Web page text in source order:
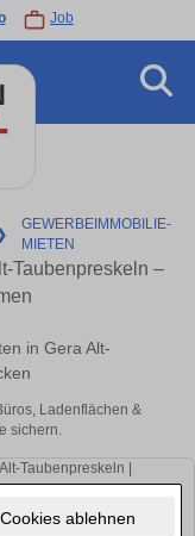
ablehnen
Job
GEWERBEIMMOBILIE-
MIETEN
Taubenpreskeln –
in Gera Alt-
Ladenflächen &
sichern.